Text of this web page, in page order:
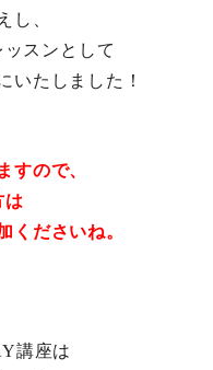
し、
スンとして
いたしました！
すので、
は
くださいね。
講座は